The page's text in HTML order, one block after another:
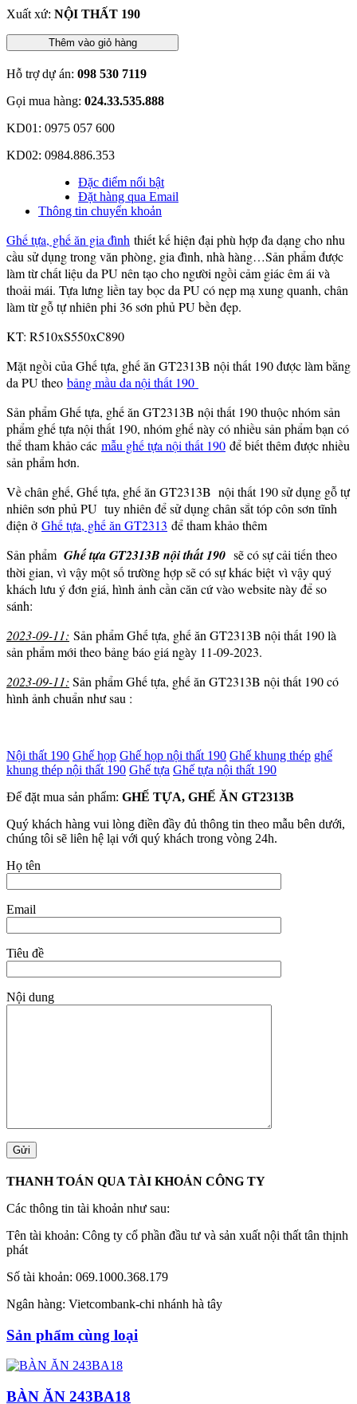
Xuất xứ: NỘI THẤT 190
Thêm vào giỏ hàng
Hỗ trợ dự án: 098 530 7119
Gọi mua hàng: 024.33.535.888
KD01: 0975 057 600
KD02: 0984.886.353
Đặc điểm nổi bật
Đặt hàng qua Email
Thông tin chuyển khoản
Ghế tựa, ghế ăn gia đình thiết kế hiện đại phù hợp đa dạng cho nhu
cầu sử dụng trong văn phòng, gia đình, nhà hàng…Sản phẩm được
làm từ chất liệu da PU nên tạo cho người ngồi cảm giác êm ái và
thoải mái. Tựa lưng liền tay bọc da PU có nẹp mạ xung quanh, chân
làm từ gỗ tự nhiên phi 36 sơn phủ PU bền đẹp.
KT: R510xS550xC890
Mặt ngồi của Ghế tựa, ghế ăn GT2313B nội thất 190 được làm bằng
da PU theo bảng mầu da nội thất 190
Sản phẩm Ghế tựa, ghế ăn GT2313B nội thất 190 thuộc nhóm sản
phẩm ghế tựa nội thất 190, nhóm ghế này có nhiều sản phẩm bạn có
thể tham khảo các mẫu ghế tựa nội thất 190 để biết thêm được nhiều
sản phẩm hơn.
Về chân ghế, Ghế tựa, ghế ăn GT2313B nội thất 190 sử dụng gỗ tự
nhiên sơn phủ PU tuy nhiên để sử dụng chân sắt tóp côn sơn tĩnh
điện ở Ghế tựa, ghế ăn GT2313 để tham khảo thêm
Sản phẩmGhế tựa GT2313B nội thất 190 sẽ có sự cải tiến theo
thời gian, vì vậy một số trường hợp sẽ có sự khác biệt vì vậy quý
khách lưu ý đơn giá, hình ảnh cần căn cứ vào website này để so
sánh:
2023-09-11: Sản phẩm Ghế tựa, ghế ăn GT2313B nội thất 190 là
sản phẩm mới theo bảng báo giá ngày 11-09-2023.
2023-09-11: Sản phẩm Ghế tựa, ghế ăn GT2313B nội thất 190 có
hình ảnh chuẩn như sau :
Nội thất 190 Ghế họp Ghế họp nội thất 190 Ghế khung thép ghế
khung thép nội thất 190 Ghế tựa Ghế tựa nội thất 190
Để đặt mua sản phẩm: GHẾ TỰA, GHẾ ĂN GT2313B
Quý khách hàng vui lòng điền đầy đủ thông tin theo mẫu bên dưới,
chúng tôi sẽ liên hệ lại với quý khách trong vòng 24h.
Họ tên
Email
Tiêu đề
Nội dung
THANH TOÁN QUA TÀI KHOẢN CÔNG TY
Các thông tin tài khoản như sau:
Tên tài khoản: Công ty cổ phần đầu tư và sản xuất nội thất tân thịnh
phát
Số tài khoản: 069.1000.368.179
Ngân hàng: Vietcombank-chi nhánh hà tây
Sản phẩm cùng loại
BÀN ĂN 243BA18